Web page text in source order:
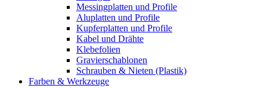
Messingplatten und Profile
Aluplatten und Profile
Kupferplatten und Profile
Kabel und Drähte
Klebefolien
Gravierschablonen
Schrauben & Nieten (Plastik)
Farben & Werkzeuge